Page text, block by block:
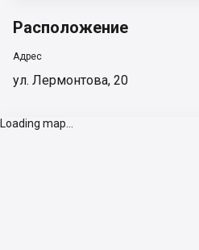
Расположение
Адрес
ул. Лермонтова, 20
Loading map...